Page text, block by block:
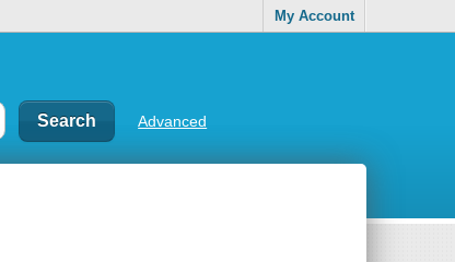
My Account
Advanced